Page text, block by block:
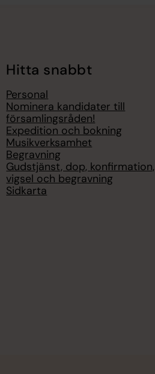
Hitta snabbt
Personal
Nominera kandidater till
församlingsråden!
Expedition och bokning
Musikverksamhet
Begravning
Gudstjänst, dop, konfirmation,
vigsel och begravning
Sidkarta